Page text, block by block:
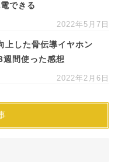
できる
2022年5月7日
上した骨伝導イヤホン
間使った感想
2022年2月6日